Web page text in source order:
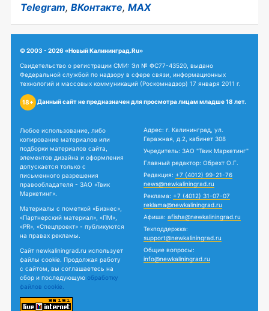
Telegram, ВКонтакте, MAX
© 2003 - 2026 «Новый Калининград.Ru»
Свидетельство о регистрации СМИ: Эл № ФС77-43520, выдано
Федеральной службой по надзору в сфере связи, информационных
технологий и массовых коммуникаций (Роскомнадзор) 17 января 2011 г.
18+ Данный сайт не предназначен для просмотра лицам младше 18 лет.
Любое использование, либо
копирование материалов или
подборки материалов сайта,
элементов дизайна и оформления
допускается только с
письменного разрешения
правообладателя - ЗАО «Твик
Маркетинг».
Материалы с пометкой «Бизнес»,
«Партнерский материал», «ПМ»,
«PR», «Спецпроект» - публикуются
на правах рекламы.
Сайт newkaliningrad.ru использует
файлы cookie. Продолжая работу
с сайтом, вы соглашаетесь на
сбор и последующую обработку
файлов cookie.
Адрес: г. Калининград, ул.
Гаражная, д.2, кабинет 308
Учредитель: ЗАО "Твик Маркетинг"
Главный редактор: Обрехт О.Г.
Редакция: +7 (4012) 99-21-76
news@newkaliningrad.ru
Реклама: +7 (4012) 31-07-07
reklama@newkaliningrad.ru
Афиша: afisha@newkaliningrad.ru
Техподдержка:
support@newkaliningrad.ru
Общие вопросы:
info@newkaliningrad.ru